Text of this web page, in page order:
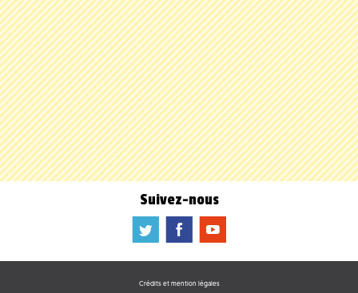
Suivez-nous
a b f
Crédits et mention légales